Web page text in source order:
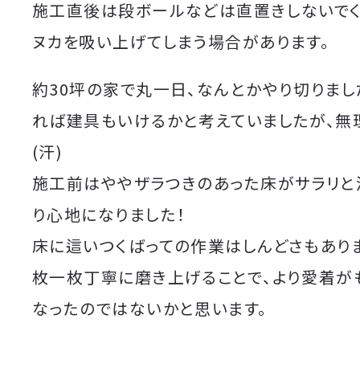
施工直後は段ボールなどは直置きしないで
ヌカを吸い上げてしまう場合があります。
約30坪の家で丸一日、なんとかやり切りま
れば建具もいけるかと考えていましたが、
(汗)
施工前はややザラつきのあった床がサラリ
り心地になりました！
床に這いつくばっての作業はしんどさもあり
枚一枚丁寧に磨き上げることで、より愛着が
なったのではないかと思います。